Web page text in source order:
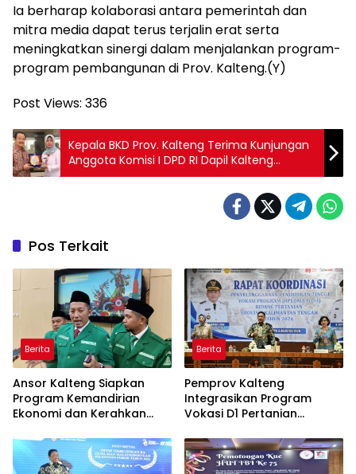
Ia berharap kolaborasi antara pemerintah dan
mitra media dapat terus terjalin erat serta
meningkatkan sinergi dalam menjalankan program-
program pembangunan di Prov. Kalteng.(Y)
Post Views: 336
Kepala BKD Prov. Kalteng Terima Kunjungan
Anggota Komisi I DPD RI Dapil Kalteng
Agustin Teras Narang
Pos Terkait
Berita
Ansor Kalteng Siapkan
Program Kemandirian
Ekonomi dan Kerahkan
Karhutla
Berita
Pemprov Kalteng
Integrasikan Program
Vokasi D1 Pertanian